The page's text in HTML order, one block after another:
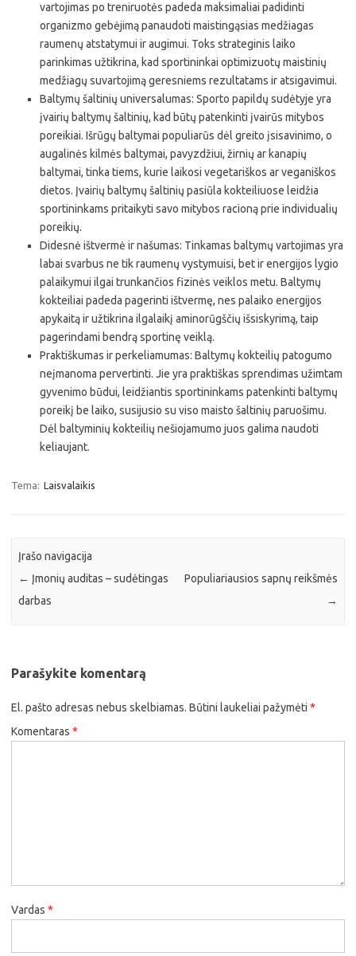
vartojimas po treniruotės padeda maksimaliai padidinti
organizmo gebėjimą panaudoti maistingąsias medžiagas
raumenų atstatymui ir augimui. Toks strateginis laiko
parinkimas užtikrina, kad sportininkai optimizuotų maistinių
medžiagų suvartojimą geresniems rezultatams ir atsigavimui.
Baltymų šaltinių universalumas: Sporto papildų sudėtyje yra
įvairių baltymų šaltinių, kad būtų patenkinti įvairūs mitybos
poreikiai. Išrūgų baltymai populiarūs dėl greito įsisavinimo, o
augalinės kilmės baltymai, pavyzdžiui, žirnių ar kanapių
baltymai, tinka tiems, kurie laikosi vegetariškos ar veganiškos
dietos. Įvairių baltymų šaltinių pasiūla kokteiliuose leidžia
sportininkams pritaikyti savo mitybos racioną prie individualių
poreikių.
Didesnė ištvermė ir našumas: Tinkamas baltymų vartojimas yra
labai svarbus ne tik raumenų vystymuisi, bet ir energijos lygio
palaikymui ilgai trunkančios fizinės veiklos metu. Baltymų
kokteiliai padeda pagerinti ištvermę, nes palaiko energijos
apykaitą ir užtikrina ilgalaikį aminorūgščių išsiskyrimą, taip
pagerindami bendrą sportinę veiklą.
Praktiškumas ir perkeliamumas: Baltymų kokteilių patogumo
neįmanoma pervertinti. Jie yra praktiškas sprendimas užimtam
gyvenimo būdui, leidžiantis sportininkams patenkinti baltymų
poreikį be laiko, susijusio su viso maisto šaltinių paruošimu.
Dėl baltyminių kokteilių nešiojamumo juos galima naudoti
keliaujant.
Tema: Laisvalaikis
Įrašo navigacija
← Įmonių auditas – sudėtingas
darbas
Populiariausios sapnų reikšmės
→
Parašykite komentarą
El. pašto adresas nebus skelbiamas. Būtini laukeliai pažymėti *
Komentaras *
Vardas *